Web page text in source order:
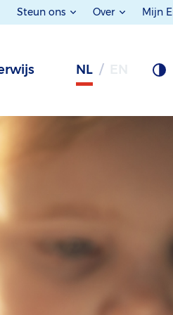
Steun ons Over Mijn
NL